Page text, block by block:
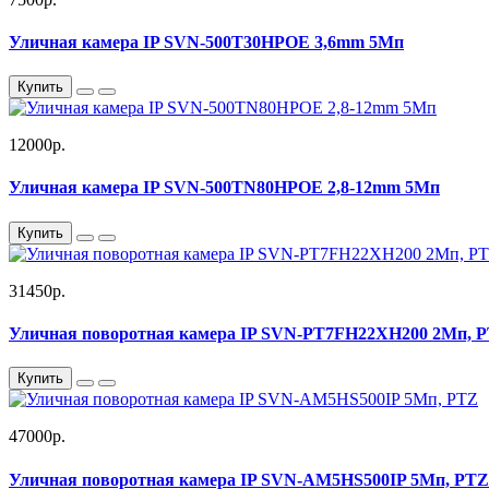
Уличная камера IP SVN-500T30HPOE 3,6mm 5Мп
Купить
12000р.
Уличная камера IP SVN-500TN80HPOE 2,8-12mm 5Мп
Купить
31450р.
Уличная поворотная камера IP SVN-PT7FH22XH200 2Мп,
Купить
47000р.
Уличная поворотная камера IP SVN-AM5HS500IP 5Мп, PTZ